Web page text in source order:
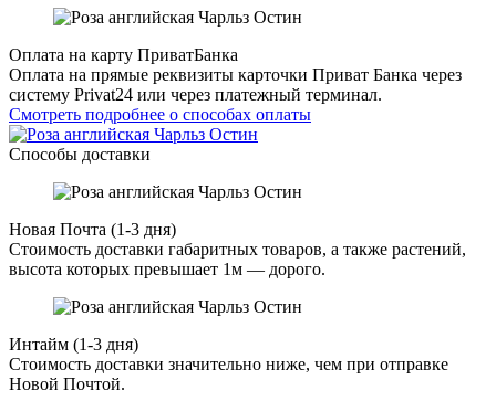
Оплата на карту ПриватБанка
Оплата на прямые реквизиты карточки Приват Банка через
систему Privat24 или через платежный терминал.
Смотреть подробнее о способах оплаты
Способы доставки
Новая Почта (1-3 дня)
Стоимость доставки габаритных товаров, а также растений,
высота которых превышает 1м — дорого.
Интайм (1-3 дня)
Стоимость доставки значительно ниже, чем при отправке
Новой Почтой.